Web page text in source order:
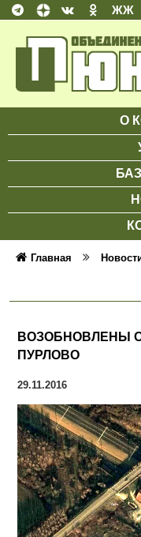
ЖЖ
О
Главная
ВОЗОБНОВЛЕНЫ
ПУРЛОВО
29.11.2016